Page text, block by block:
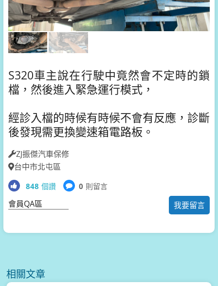
S320車主說在行駛中竟然會不定時的鎖
檔，然後進入緊急運行模式，
經診入檔的時候有時候不會有反應，診斷
後發現需更換變速箱電路板。
ZJ振傑汽車保修
台中市北屯區
848 個讚 0 則留言
我要留言
會員QA區
相關文章